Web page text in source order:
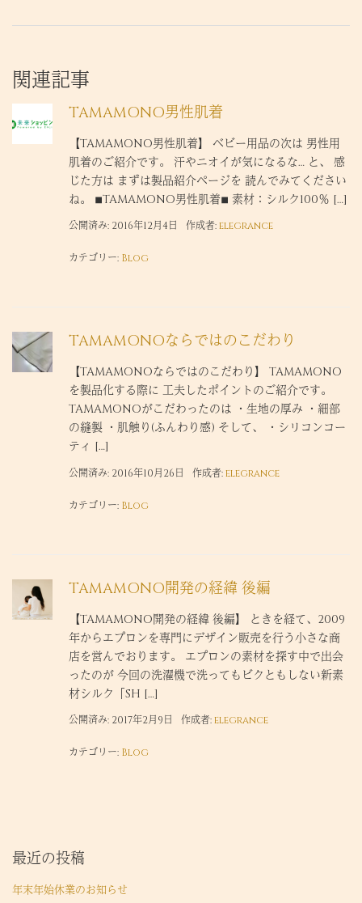
関連記事
TAMAMONO男性肌着
【TAMAMONO男性肌着】 ベビー用品の次は 男性用
肌着のご紹介です。 汗やニオイが気になるな… と、 感
じた方は まずは製品紹介ページを 読んでみてください
ね。 ◾︎TAMAMONO男性肌着◾︎ 素材：シルク100％ […]
公開済み: 2016年12月4日 作成者:elegrance
カテゴリー: Blog
TAMAMONOならではのこだわり
【TAMAMONOならではのこだわり】 TAMAMONO
を製品化する際に 工夫したポイントのご紹介です。
TAMAMONOがこだわったのは ・生地の厚み ・細部
の縫製 ・肌触り(ふんわり感) そして、 ・シリコンコー
ティ […]
公開済み: 2016年10月26日 作成者:elegrance
カテゴリー: Blog
TAMAMONO開発の経緯 後編
【TAMAMONO開発の経緯 後編】 ときを経て、2009
年からエプロンを専門にデザイン販売を行う小さな商
店を営んでおります。 エプロンの素材を探す中で出会
ったのが 今回の洗濯機で洗ってもビクともしない新素
材シルク「SH […]
公開済み: 2017年2月9日 作成者:elegrance
カテゴリー: Blog
最近の投稿
年末年始休業のお知らせ